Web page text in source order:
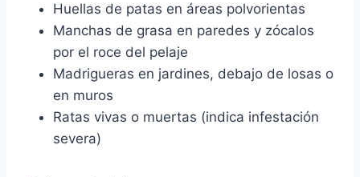
Huellas de patas en áreas polvorientas
Manchas de grasa en paredes y zócalos
por el roce del pelaje
Madrigueras en jardines, debajo de losas o
en muros
Ratas vivas o muertas (indica infestación
severa)